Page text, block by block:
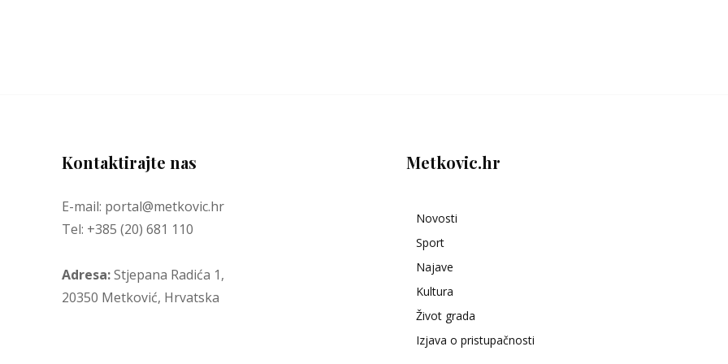
Kontaktirajte nas
E-mail: portal@metkovic.hr
Tel: +385 (20) 681 110
Adresa:Stjepana Radića 1,
20350 Metković, Hrvatska
Metkovic.hr
Novosti
Sport
Najave
Kultura
Život grada
Izjava o pristupačnosti